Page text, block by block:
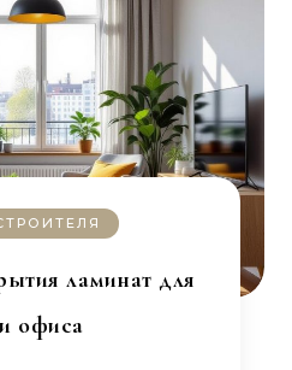
ламинат для
офиса